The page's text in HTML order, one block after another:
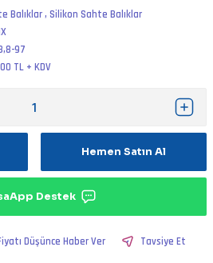
Balıklar , Silikon Sahte Balıklar
97
TL + KDV
Hemen Satın Al
Destek
Düşünce Haber Ver Tavsiye Et